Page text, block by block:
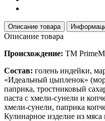
Описание товара
Описание товара
Происхождение: ТМ
Состав: голень индейки,
«Идеальный цыпленок»
паприка, тростниковый
паста с хмели-сунели и
хмели-сунели, паприка
Кулинарное изделие из